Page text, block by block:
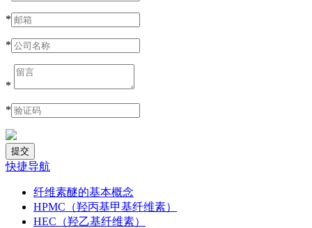
*
*
*
*
快捷导航
纤维素醚的基本概念
HPMC（羟丙基甲基纤维素）
HEC（羟乙基纤维素）